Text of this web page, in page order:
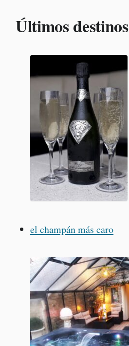
Últimos destinos
el champán más caro